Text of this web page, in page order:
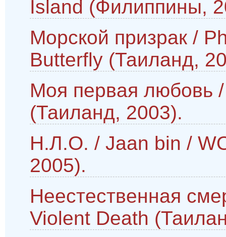
Island (Филиппины,
Морской призрак /
Butterfly (Таиланд,
Моя первая любовь
(Таиланд, 2003).
Н.Л.О. / Jaan bin /
2005).
Неестественная
Violent Death